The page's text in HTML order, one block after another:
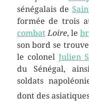
sénégalais de
formée de trois
combat Loire, le
son bord se
le colonel Julien
du Sénégal,
soldats
dont des